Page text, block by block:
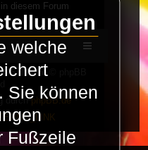
diesem Forum
Software © phpBB
durchphpBB.de
welche
Sie können
Fußzeile